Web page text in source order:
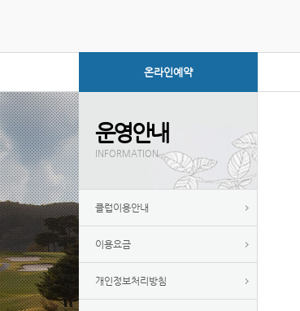
온라인예약
운영안내
INFORMATION
클럽이용안내
이용요금
개인정보처리방침